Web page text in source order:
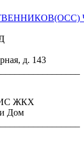
д. 143
ЖКХ
Дом